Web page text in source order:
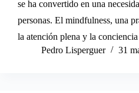
se ha convertido en una
personas. El mindfulness, una
la atención plena y la
Pedro Lisperguer
31